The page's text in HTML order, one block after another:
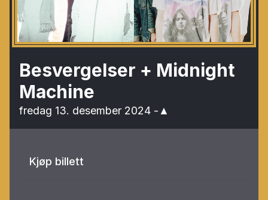
Besvergelser + Midnight
Machine
fredag 13. desember 2024 -▲
Kjøp billett